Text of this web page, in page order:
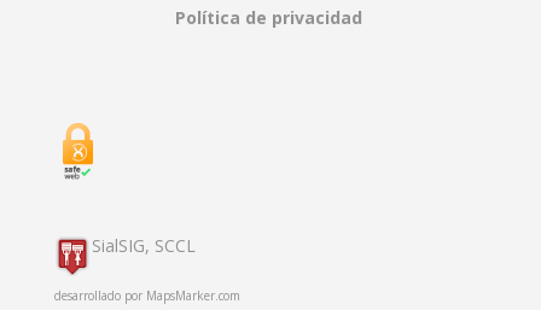
Política de privacidad
SialSIG, SCCL
desarrollado por MapsMarker.com